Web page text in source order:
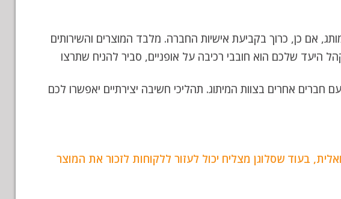
אם כן, כרוך בקביעת אישיות החברה. מלבד המוצרים והשירותים
שלכם הוא חובבי רכיבה על אופניים, סביר להניח שתרצו
אחרים בצוות המיתוג. תהליכי חשיבה יצירתיים יאפשרו לכם
בעוד שסלוגן מצליח יכול לעזור ללקוחות לזכור את המוצר